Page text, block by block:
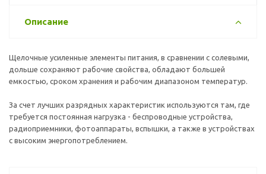
Описание
Щелочные усиленные элементы питания, в сравнении с солевыми,
дольше сохраняют рабочие свойства, обладают большей
емкостью, сроком хранения и рабочим диапазоном температур.
За счет лучших разрядных характеристик используются там, где
требуется постоянная нагрузка - беспроводные устройства,
радиоприемники, фотоаппараты, вспышки, а также в устройствах
с высоким энергопотреблением.